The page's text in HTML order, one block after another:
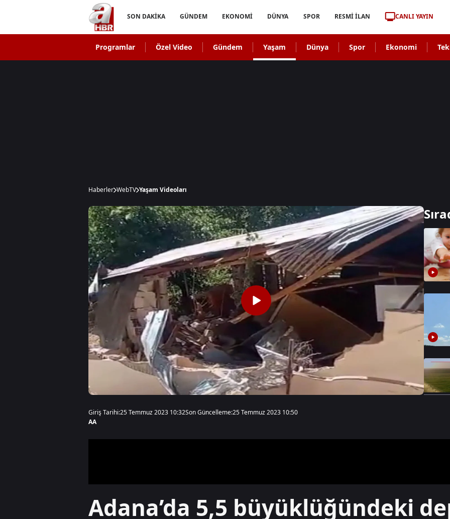
SON DAKİKA GÜNDEM EKONOMİ DÜNYA SPOR RESMİ İLAN CANLI YAYIN
Programlar Özel Video Gündem Yaşam Dünya Spor Ekonomi
Haberler WebTV Yaşam Videoları
Giriş Tarihi:25 Temmuz 2023 10:32Son Güncelleme:25 Temmuz 2023 10:50
AA
Adana’da 5,5 büyüklüğündeki